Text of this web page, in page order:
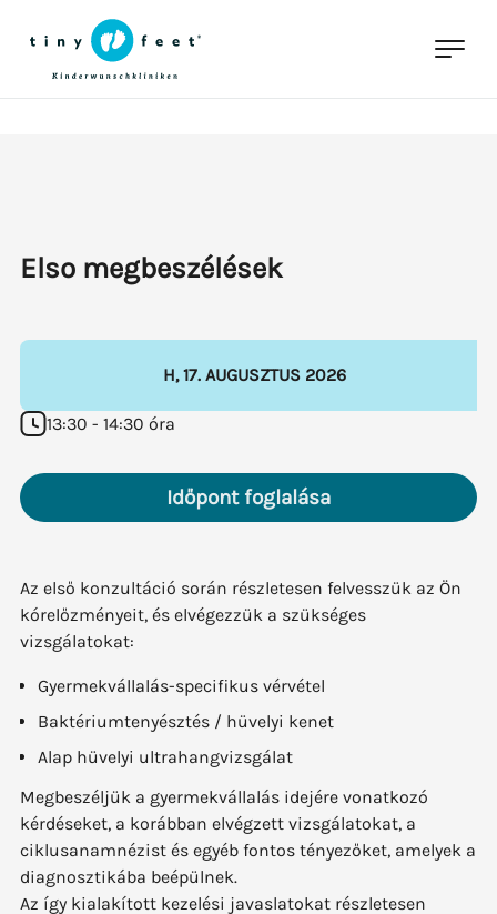
Elso megbeszélések
H,17. AUGUSZTUS2026
13:30 - 14:30 óra
Időpont foglalása
Az első konzultáció során részletesen felvesszük az Ön
kórelőzményeit, és elvégezzük a szükséges
vizsgálatokat:
Gyermekvállalás-specifikus vérvétel
Baktériumtenyésztés / hüvelyi kenet
Alap hüvelyi ultrahangvizsgálat
Megbeszéljük a gyermekvállalás idejére vonatkozó
kérdéseket, a korábban elvégzett vizsgálatokat, a
ciklusanamnézist és egyéb fontos tényezőket, amelyek a
diagnosztikába beépülnek.
Az így kialakított kezelési javaslatokat részletesen